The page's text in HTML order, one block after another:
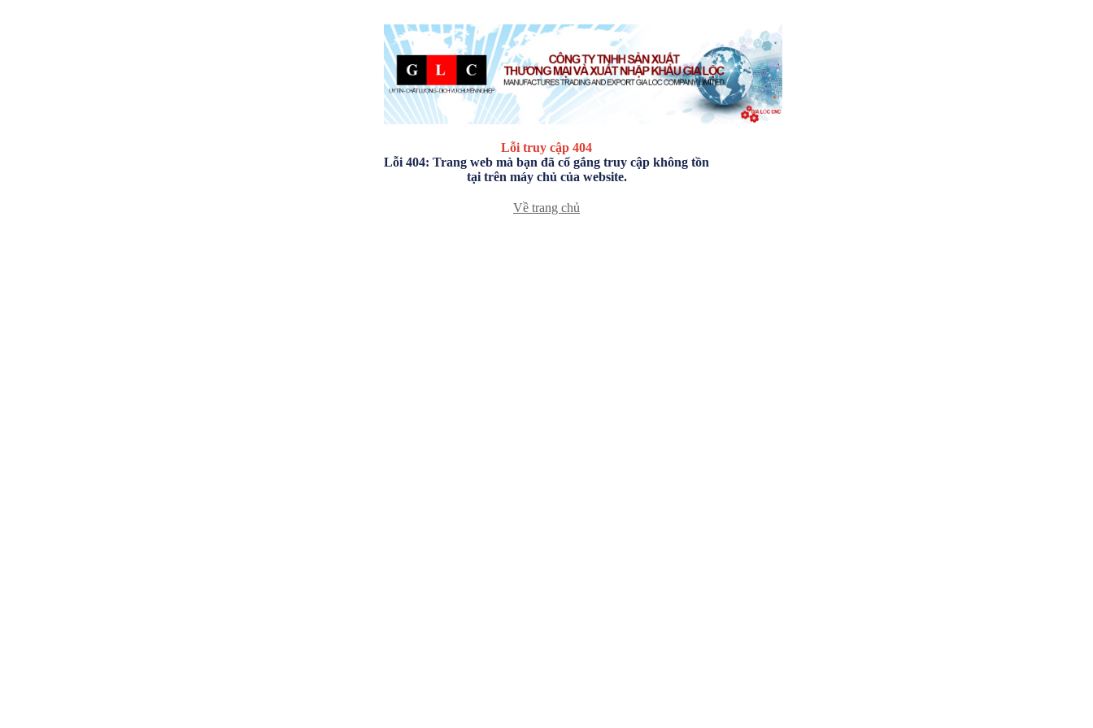
Lỗi truy cập 404
Lỗi 404: Trang web mà bạn đã cố gắng truy cập không tồn
tại trên máy chủ của website.
Về trang chủ